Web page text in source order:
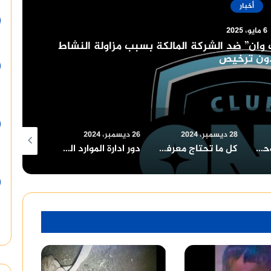
أخبار
وعدد الأدوار المسموح بها
كل ما تحتاج معرفته عن قانون التصالح في مخالفات البناء في مصر
26 ديسمبر، 2024
دور ادارة الموارد البشرية في المؤسسات التعليمية
26 ديسمبر، 2024
وزارة البترول والثروة المعدنية في مصر دور محوري وفرص استثنائية